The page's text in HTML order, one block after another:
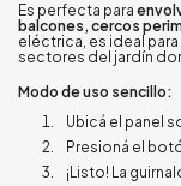
Es perfecta para
balcones, cercos
eléctrica, es ideal
sectores del jardín
Modo de uso sencillo:
Ubicá el panel
Presioná el
¡Listo! La